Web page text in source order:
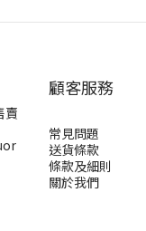
賣
顧客服務
常見問題
送貨條款
條款及細則
關於我們